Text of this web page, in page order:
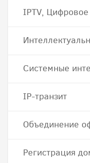
IPTV,
Системные
IP-транзит
Объединение
Регистрация